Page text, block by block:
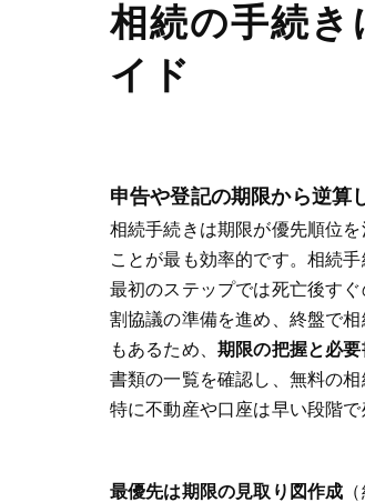
相続の手続
イド
申告や登記の期限から逆算
相続手続きは期限が優先順位
ことが最も効率的です。相続
最初のステップでは死亡後す
割協議の準備を進め、終盤で
もあるため、期限の把握と必
書類の一覧を確認し、無料の
特に不動産や口座は早い段階で
最優先は期限の見取り図作成